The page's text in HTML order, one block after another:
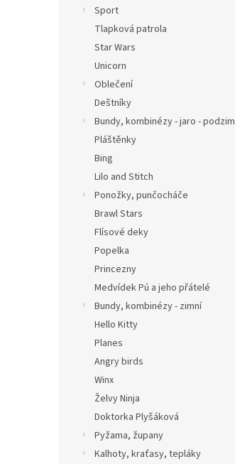
Sport
Tlapková patrola
Star Wars
Unicorn
Oblečení
Deštníky
Bundy, kombinézy - jaro - podzim
Pláštěnky
Bing
Lilo and Stitch
Ponožky, punčocháče
Brawl Stars
Flísové deky
Popelka
Princezny
Medvídek Pú a jeho přátelé
Bundy, kombinézy - zimní
Hello Kitty
Planes
Angry birds
Winx
Želvy Ninja
Doktorka Plyšáková
Pyžama, župany
Kalhoty, kraťasy, tepláky